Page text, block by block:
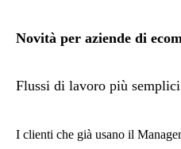
Novità per aziende di
Flussi di lavoro più semplici
I clienti che già usano il